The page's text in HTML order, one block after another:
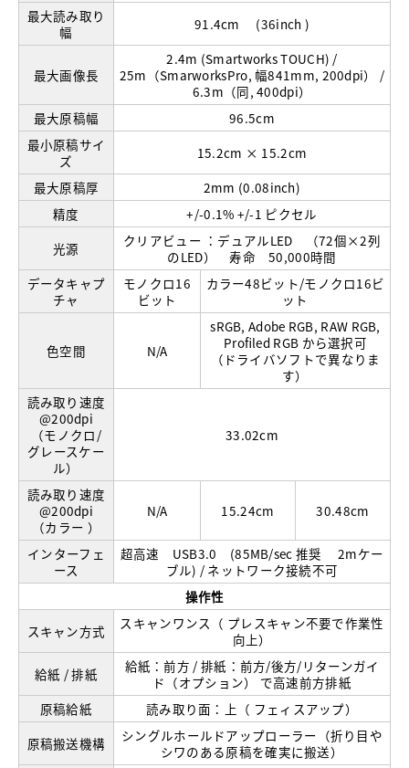
最大読み取り
幅
91.4cm (36inch )
最大画像長
2.4m (Smartworks TOUCH) /
25m（SmarworksPro, 幅841mm, 200dpi） /
6.3m（同, 400dpi）
最大原稿幅
96.5cm
最小原稿サイ
ズ
15.2cm × 15.2cm
最大原稿厚
2mm (0.08inch)
精度
+/-0.1% +/-1 ピクセル
光源
クリアビュー ：デュアルLED （72個×2列
のLED） 寿命 50,000時間
データキャプ
チャ
モノクロ16
ビット
カラー48ビット/モノクロ16ビ
ット
色空間 N/A
sRGB, Adobe RGB, RAW RGB,
Profiled RGB から選択可
（ドライバソフトで異なりま
す）
読み取り速度
@200dpi
（モノクロ/
グレースケー
ル）
33.02cm
読み取り速度
@200dpi
（カラー ）
N/A 15.24cm 30.48cm
インターフェ
ース
超高速 USB3.0 (85MB/sec 推奨 2mケー
ブル) / ネットワーク接続不可
操作性
スキャン方式
スキャンワンス（ プレスキャン不要で作業性
向上）
給紙 / 排紙
給紙：前方 / 排紙：前方/後方/リターンガイ
ド（オプション） で高速前方排紙
原稿給紙
読み取り面：上（ フェィスアップ）
原稿搬送機構
シングルホールドアップローラー（折り目や
シワのある原稿を確実に搬送）